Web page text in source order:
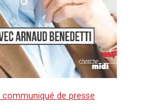
de presse